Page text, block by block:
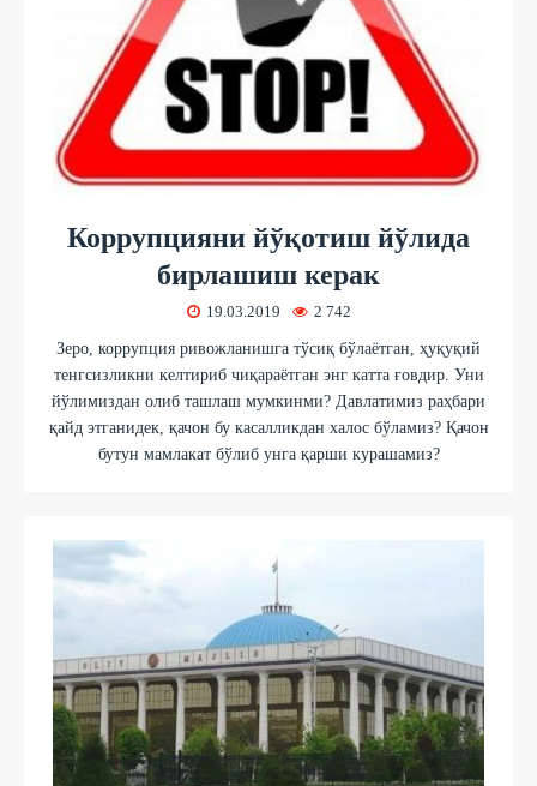
Коррупцияни йўқотиш йўлида
бирлашиш керак
19.03.2019 2 742
Зеро, коррупция ривожланишга тўсиқ бўлаётган, ҳуқуқий
тенгсизликни келтириб чиқараётган энг катта ғовдир. Уни
йўлимиздан олиб ташлаш мумкинми? Давлатимиз раҳбари
қайд этганидек, қачон бу касалликдан халос бўламиз? Қачон
бутун мамлакат бўлиб унга қарши курашамиз?